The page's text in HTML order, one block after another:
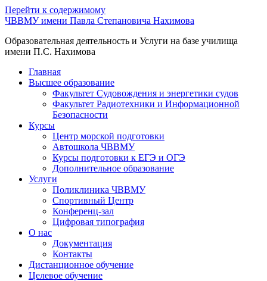
Перейти к содержимому
ЧВВМУ имени Павла Степановича Нахимова
Образовательная деятельность и Услуги на базе училища
имени П.С. Нахимова
Главная
Высшее образование
Факультет Судовождения и энергетики судов
Факультет Радиотехники и Информационной
Безопасности
Курсы
Центр морской подготовки
Автошкола ЧВВМУ
Курсы подготовки к ЕГЭ и ОГЭ
Дополнительное образование
Услуги
Поликлиника ЧВВМУ
Спортивный Центр
Конференц-зал
Цифровая типография
О нас
Документация
Контакты
Дистанционное обучение
Целевое обучение